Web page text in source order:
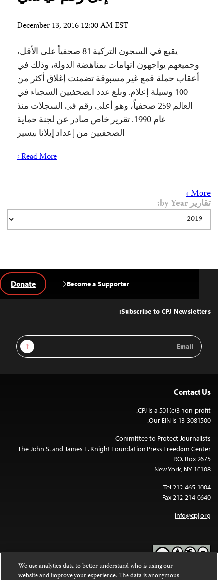
December 13, 2016 12:00 AM EST
يقبع في السجون التركية 81 صحفياً على الأقل،
وجميعهم يواجهون اتهامات بمناهضة الدولة، وذلك في
أعقاب حملة قمع غير مسبوقة تضمنت إغلاق أكثر من
100 وسيلة إعلام. وبلغ عدد الصحفيين السجناء في
العالم 259 صحفياً، وهو أعلى رقم في السجلات منذ
عام 1990. تقرير خاص صادر عن لجنة حماية
الصحفيين من إعداد إيلانا بيسير
Read More ›
More ›
تقارير by Year:
Top
Subscribe to CPJ Newsletters:
Email
Address
Sign Up
Become a Supporter
Donate
Contact Us
CPJ is a 501(c)3 non-profit.
Our EIN is 13-3081500.
Committee to Protect Journalists
The John S. and James L. Knight Foundation Press Freedom Center
P.O. Box 2675
New York, NY 10108
Tel 212-465-1004
Fax 212-214-0640
info@cpj.org
Except where noted, text on this website is licensed under a
We use analytics data to better understand who is using our
website and improve your experience. The data is anonymous